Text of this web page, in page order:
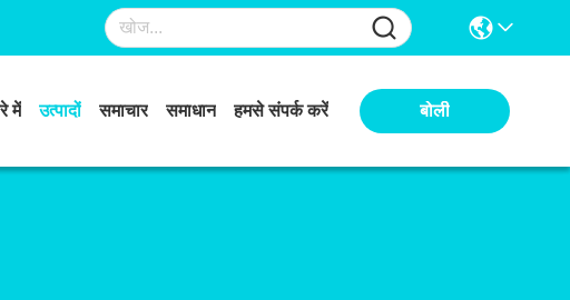
में उत्पादों समाचार समाधान हमसे संपर्क करें बोली